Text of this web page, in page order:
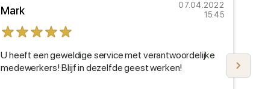
Mark
07.04.2022
15:45
U heeft een geweldige service met verantwoordelijke
medewerkers! Blijf in dezelfde geest werken!